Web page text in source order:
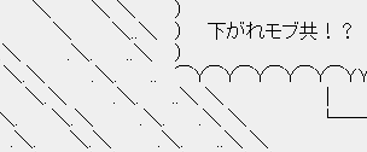
＼ ＼ ＼ ） （ ／~"X/ /
＼ ＼..＼ ） 下がれモブ共！
.＼ .＼. ..＼ ）
. ＼.＼ .＼. ..
.＼. ＼.＼ .＼. ..＼
＼. ＼.＼ .＼. .＼ ＼
. .＼. ＼.＼ .＼. ..＼ ＼